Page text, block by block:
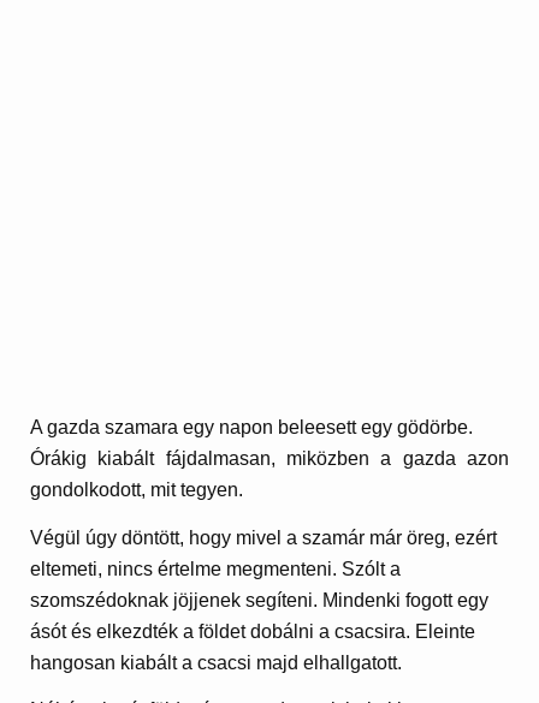
A gazda szamara egy napon beleesett egy gödörbe.
Órákig kiabált fájdalmasan, miközben a gazda azon
gondolkodott, mit tegyen.
Végül úgy döntött, hogy mivel a szamár már öreg, ezért
eltemeti, nincs értelme megmenteni. Szólt a
szomszédoknak jöjjenek segíteni. Mindenki fogott egy
ásót és elkezdték a földet dobálni a csacsira. Eleinte
hangosan kiabált a csacsi majd elhallgatott.